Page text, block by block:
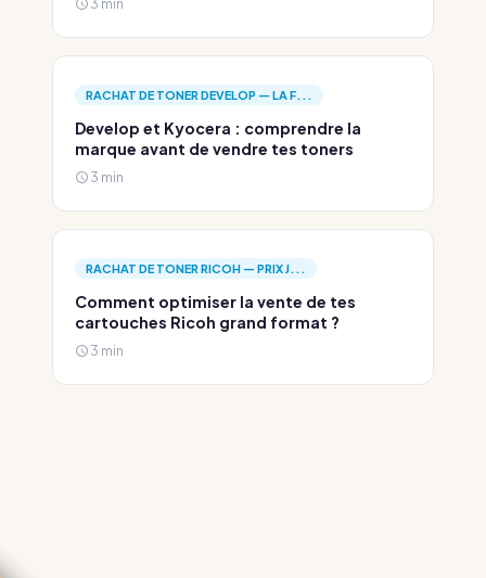
RACHAT DE TONER DEVELOP — LA F...
Develop et Kyocera : comprendre la
marque avant de vendre tes toners
3 min
RACHAT DE TONER RICOH — PRIX J...
Comment optimiser la vente de tes
cartouches Ricoh grand format ?
3 min